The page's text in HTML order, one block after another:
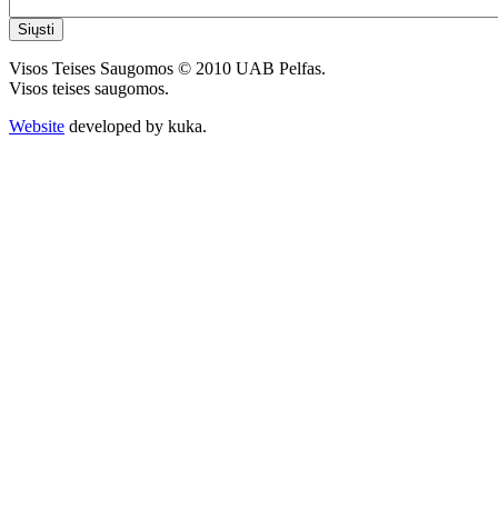
Visos Teises Saugomos © 2010 UAB Pelfas.
Visos teises saugomos.
Website developed by kuka.